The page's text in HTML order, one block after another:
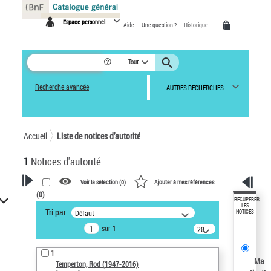
Espace personnel Aide Une question ? Historique
Tout
Recherche avancée AUTRES RECHERCHES
Accueil Liste de notices d’autorité
1 Notices d'autorité
VOTRE RECHERCHE
Recherche avancée dans les
notices d’autorité
Œuvres liées à l'auteur :
Temperton, Rod (1947-2016)
Voir la sélection (0) Ajouter à mes références
(0)
Tri par : Défaut
sur 1
20
résultats/page
1
Temperton, Rod (1947-2016)
RÉCUPÉRER
LES
NOTICES
Ma
Panneau de gestion des cookies